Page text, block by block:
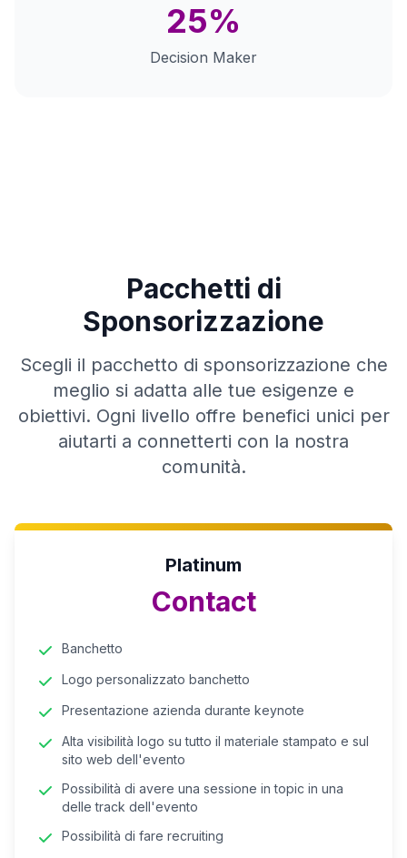
25%
Decision Maker
Pacchetti di
Sponsorizzazione
Scegli il pacchetto di sponsorizzazione che
meglio si adatta alle tue esigenze e
obiettivi. Ogni livello offre benefici unici per
aiutarti a connetterti con la nostra
comunità.
Platinum
Contact
Banchetto
Logo personalizzato banchetto
Presentazione azienda durante keynote
Alta visibilità logo su tutto il materiale stampato e sul
sito web dell'evento
Possibilità di avere una sessione in topic in una
delle track dell'evento
Possibilità di fare recruiting